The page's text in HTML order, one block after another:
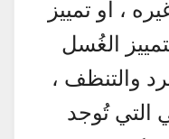
، أو تمييز
الغُسل
والتنظف ،
التي تُوجد